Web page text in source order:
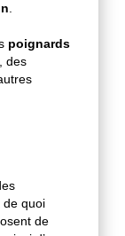
poignards
, des
de quoi
de